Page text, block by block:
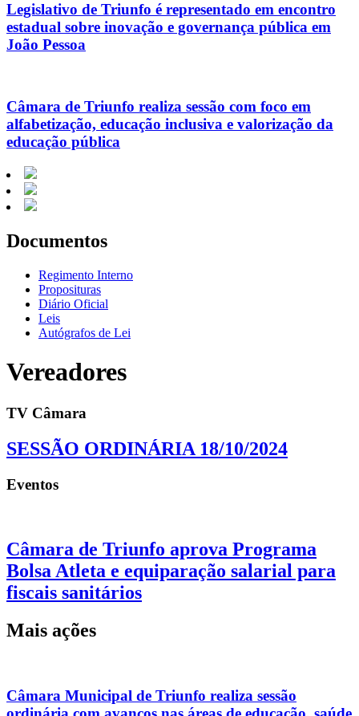
Legislativo de Triunfo é representado em encontro
estadual sobre inovação e governança pública em
João Pessoa
Câmara de Triunfo realiza sessão com foco em
alfabetização, educação inclusiva e valorização da
educação pública
Documentos
Regimento Interno
Proposituras
Diário Oficial
Leis
Autógrafos de Lei
Vereadores
TV Câmara
SESSÃO ORDINÁRIA 18/10/2024
Eventos
Câmara de Triunfo aprova Programa
Bolsa Atleta e equiparação salarial para
fiscais sanitários
Mais ações
Câmara Municipal de Triunfo realiza sessão